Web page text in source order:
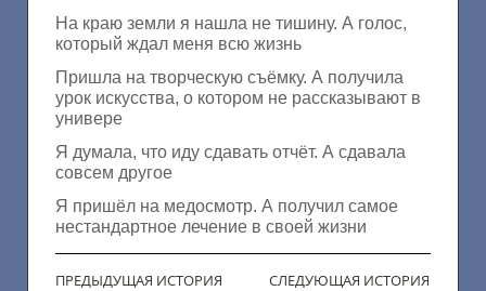
На краю земли я нашла не тишину. А голос,
который ждал меня всю жизнь
Пришла на творческую съёмку. А получила
урок искусства, о котором не рассказывают в
универе
Я думала, что иду сдавать отчёт. А сдавала
совсем другое
Я пришёл на медосмотр. А получил самое
нестандартное лечение в своей жизни
ПРЕДЫДУЩАЯ ИСТОРИЯ СЛЕДУЮЩАЯ ИСТОРИЯ